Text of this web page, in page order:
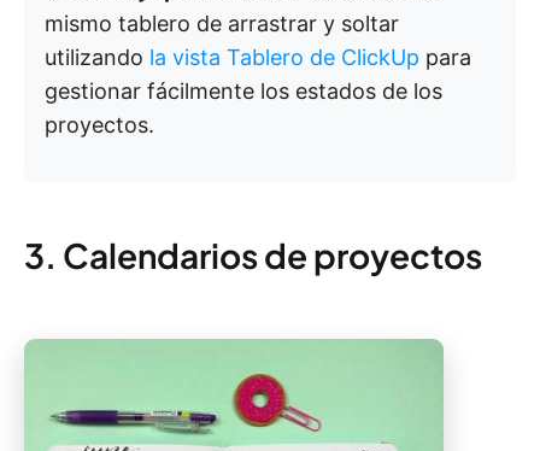
mismo tablero de arrastrar y soltar
utilizando la vista Tablero de ClickUp para
gestionar fácilmente los estados de los
proyectos.
3. Calendarios de proyectos